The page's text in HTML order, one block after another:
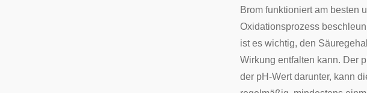
Brom funktioniert am besten
Oxidationsprozess
ist es wichtig, den
Wirkung entfalten kann. Der
der pH-Wert darunter, kann